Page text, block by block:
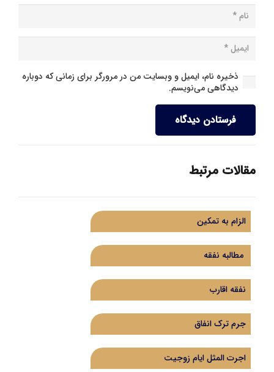
ذخیره نام، ایمیل و وبسایت من در مرورگر برای زمانی که دوباره
دیدگاهی می‌نویسم.
فرستادن دیدگاه
مقالات مرتبط
الزام به تمکین
مطالبه نفقه
نفقه اقارب
جرم ترک انفاق
اجرت المثل ایام زوجیت